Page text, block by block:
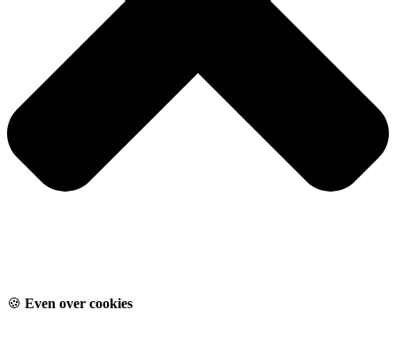
🍪 Even over cookies